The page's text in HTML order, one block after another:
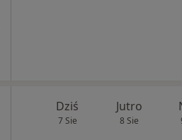
Dziś
7 Sie
Jutro
8 Sie